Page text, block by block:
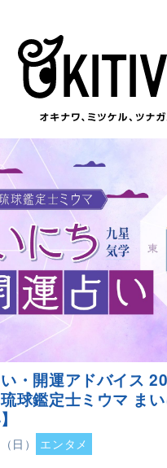
・開運アドバイス
琉球鑑定士ミウマ ま
日） エンタメ